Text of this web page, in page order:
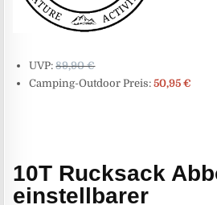
UVP:89,90 €
Camping-Outdoor Preis:50,95 €
10T Rucksack
einstellbarer